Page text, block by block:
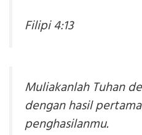
Filipi 4:13
Muliakanlah Tuhan
dengan hasil
penghasilanmu.